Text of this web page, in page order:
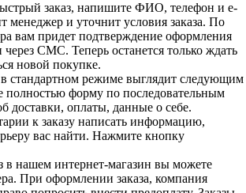
заказ, напишите ФИО, телефон и e-
менеджер и уточнит условия заказа. По
вам придет подтверждение оформления
через СМС. Теперь останется только ждать
новой покупке.
стандартном режиме выглядит следующим
полностью форму по последовательным
доставки, оплаты, данные о себе.
к заказу написать информацию,
вас найти. Нажмите кнопку
нашем интернет-магазин вы можете
При оформлении заказа, компания